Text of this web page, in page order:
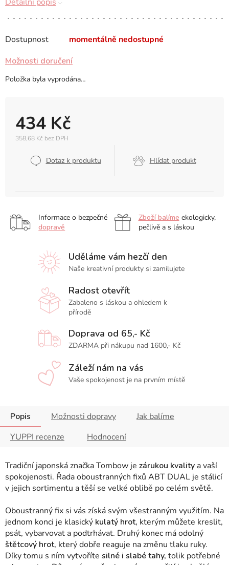
Dostupnost momentálně nedostupné
434 Kč
358,68 Kč bez DPH
Dotaz k produktu Hlídat produkt
Možnosti doručení
Položka byla vyprodána…
Informace o bezpečné
dopravě
Zboží balíme ekologicky,
pečlivě a s láskou
Uděláme vám hezčí den
Naše kreativní produkty si zamilujete
Radost otevřít
Zabaleno s láskou a ohledem k
přírodě
Doprava od 65,- Kč
ZDARMA při nákupu nad 1600,- Kč
Záleží nám na vás
Vaše spokojenost je na prvním místě
Popis Možnosti dopravy
Jak balíme
YUPPI recenze
Hodnocení
Tradiční japonská značka Tombow je zárukou kvality a vaší
spokojenosti. Řada oboustranných fixů ABT DUAL je stálicí
v jejich sortimentu a těší se velké oblibě po celém světě.
Oboustranný fix si vás získá svým všestranným využitím. Na
jednom konci je klasický kulatý hrot, kterým můžete kreslit,
psát, vybarvovat a podtrhávat. Druhý konec má odolný
štětcový hrot, který dobře reaguje na změnu tlaku ruky.
Díky tomu s ním vytvoříte silné i slabé tahy, tolik potřebné